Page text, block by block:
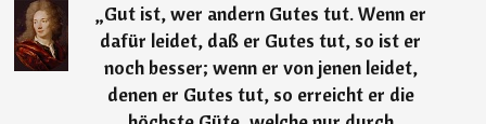
„Gut ist, wer andern Gutes tut. Wenn er
dafür leidet, daß er Gutes tut, so ist er
noch besser; wenn er von jenen leidet,
denen er Gutes tut, so erreicht er die